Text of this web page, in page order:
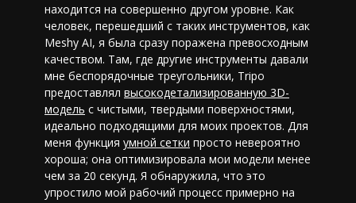
находится на совершенно другом уровне. Как
человек, перешедший с таких инструментов, как
Meshy AI, я была сразу поражена превосходным
качеством. Там, где другие инструменты давали
мне беспорядочные треугольники, Tripo
предоставлял высокодетализированную 3D-
модель с чистыми, твердыми поверхностями,
идеально подходящими для моих проектов. Для
меня функция умной сетки просто невероятно
хороша; она оптимизировала мои модели менее
чем за 20 секунд. Я обнаружила, что это
упростило мой рабочий процесс примерно на